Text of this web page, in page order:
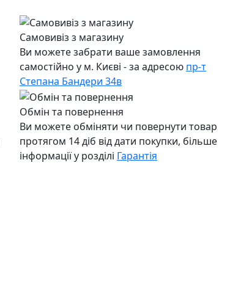
Самовивіз з магазину
Ви можете забрати ваше замовлення
самостійно у м. Києві - за адресою пр-т
Степана Бандери 34в
Обмін та повернення
Ви можете обміняти чи повернути товар
протягом 14 діб від дати покупки, більше
інформації у розділі Гарантія